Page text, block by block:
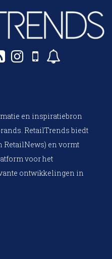
en inspiratiebron
RetailTrends biedt
RetailNews) en vormt
voor het
ontwikkelingen in